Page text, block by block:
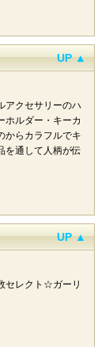
UP ▲
アクセサリーのハ
ホルダー・キーカ
からカラフルでキ
を通して人柄が伝
UP ▲
セレクト☆ガーリ